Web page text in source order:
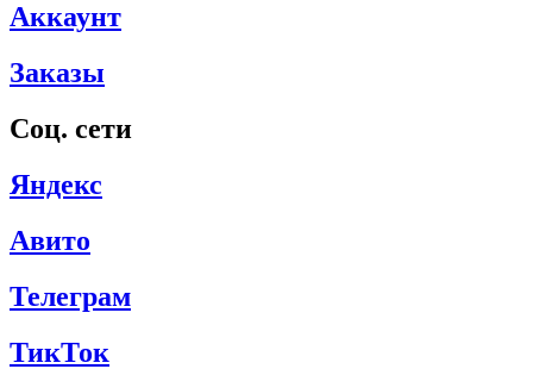
Аккаунт
Заказы
Соц. сети
Яндекс
Авито
Телеграм
ТикТок